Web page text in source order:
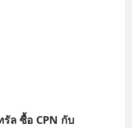
รัล ซื้อ CPN กับ